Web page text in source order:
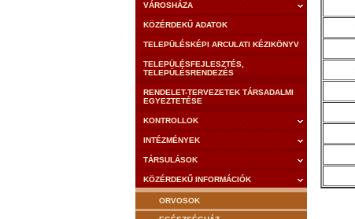
VÁROSHÁZA
KÖZÉRDEKŰ ADATOK
TELEPÜLÉSKÉPI ARCULATI KÉZIKÖNYV
TELEPÜLÉSFEJLESZTÉS,
TELEPÜLÉSRENDEZÉS
RENDELET-TERVEZETEK TÁRSADALMI
EGYEZTETÉSE
KONTROLLOK
INTÉZMÉNYEK
TÁRSULÁSOK
KÖZÉRDEKŰ INFORMÁCIÓK
ORVOSOK